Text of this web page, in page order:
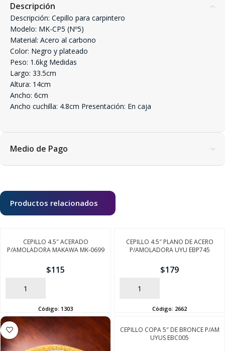
Descripción
Descripción: Cepillo para carpintero
Modelo: MK-CP5 (Nº5)
Material: Acero al carbono
Color: Negro y plateado
Peso: 1.6kg Medidas
Largo: 33.5cm
Altura: 14cm
Ancho: 6cm
Ancho cuchilla: 4.8cm Presentación: En caja
Medio de Pago
Productos relacionados
CEPILLO 4.5″ ACERADO
P/AMOLADORA MAKAWA MK-0699
$115
AÑADIR
Código: 1303
CEPILLO 4.5″ PLANO DE ACERO
P/AMOLADORA UYU EBP745
$179
AÑADIR
Código: 2662
CEPILLO COPA 5″ DE BRONCE P/AM
UYUS EBC005